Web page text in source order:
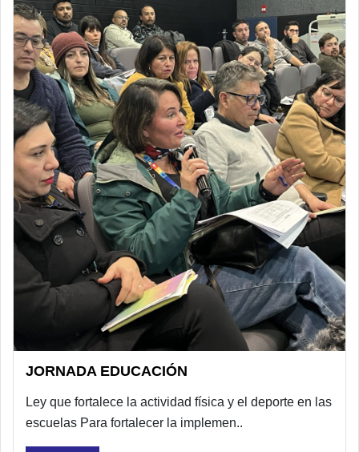
JORNADA EDUCACIÓN
Ley que fortalece la actividad física y el deporte en las
escuelas Para fortalecer la implemen..